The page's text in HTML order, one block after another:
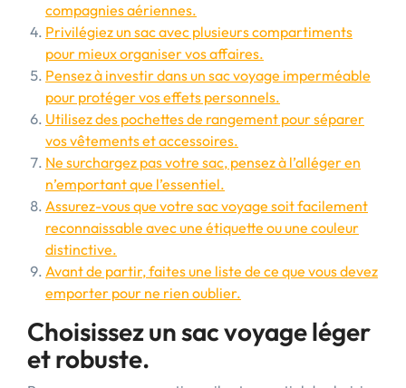
compagnies aériennes.
Privilégiez un sac avec plusieurs compartiments
pour mieux organiser vos affaires.
Pensez à investir dans un sac voyage imperméable
pour protéger vos effets personnels.
Utilisez des pochettes de rangement pour séparer
vos vêtements et accessoires.
Ne surchargez pas votre sac, pensez à l’alléger en
n’emportant que l’essentiel.
Assurez-vous que votre sac voyage soit facilement
reconnaissable avec une étiquette ou une couleur
distinctive.
Avant de partir, faites une liste de ce que vous devez
emporter pour ne rien oublier.
Choisissez un sac voyage léger
et robuste.